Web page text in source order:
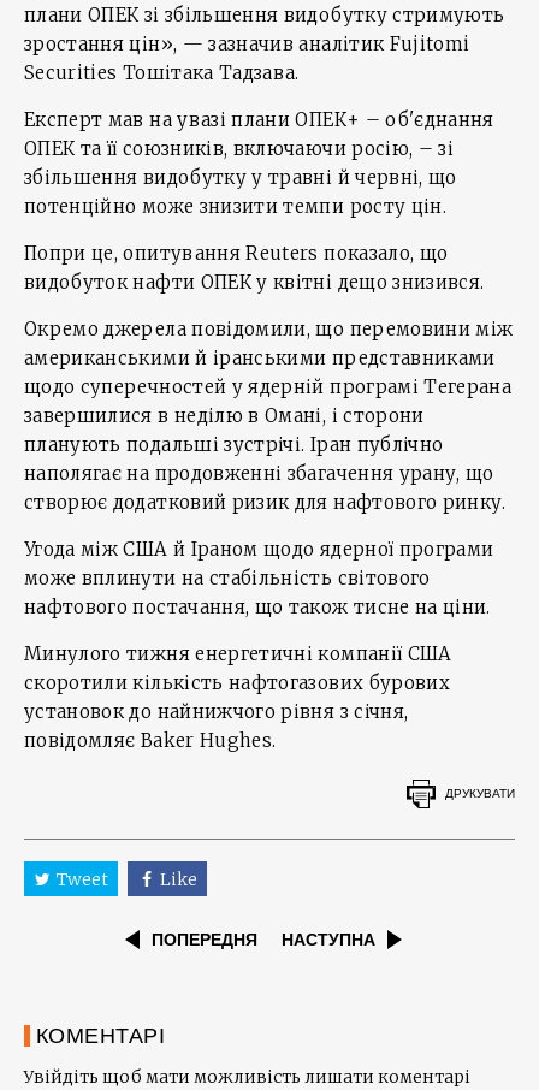
плани ОПЕК зі збільшення видобутку стримують
зростання цін», — зазначив аналітик Fujitomi
Securities Тошітака Тадзава.
Експерт мав на увазі плани ОПЕК+ – об'єднання
ОПЕК та її союзників, включаючи росію, – зі
збільшення видобутку у травні й червні, що
потенційно може знизити темпи росту цін.
Попри це, опитування Reuters показало, що
видобуток нафти ОПЕК у квітні дещо знизився.
Окремо джерела повідомили, що перемовини між
американськими й іранськими представниками
щодо суперечностей у ядерній програмі Тегерана
завершилися в неділю в Омані, і сторони
планують подальші зустрічі. Іран публічно
наполягає на продовженні збагачення урану, що
створює додатковий ризик для нафтового ринку.
Угода між США й Іраном щодо ядерної програми
може вплинути на стабільність світового
нафтового постачання, що також тисне на ціни.
Минулого тижня енергетичні компанії США
скоротили кількість нафтогазових бурових
установок до найнижчого рівня з січня,
повідомляє Baker Hughes.
ДРУКУВАТИ
Tweet Like
ПОПЕРЕДНЯ НАСТУПНА
КОМЕНТАРІ
Увійдіть щоб мати можливість лишати коментарі